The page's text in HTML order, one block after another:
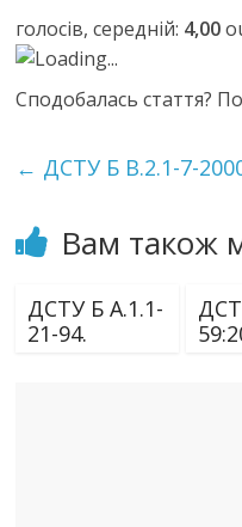
голосів, середній: 4,00
Loading...
Сподобалась стаття?
← ДСТУ Б В.2.1-7-
Вам також
ДСТУ Б А.1.1-
21-94.